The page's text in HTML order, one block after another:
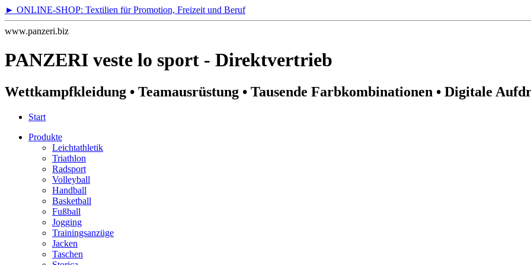
► ONLINE-SHOP: Textilien für Promotion, Freizeit und Beruf
www.panzeri.biz
PANZERI veste lo sport - Direktvertrieb
Wettkampfkleidung • Teamausrüstung • Tausende Farbkombinationen • Digitale
Start
Produkte
Leichtathletik
Triathlon
Radsport
Volleyball
Handball
Basketball
Fußball
Jogging
Trainingsanzüge
Jacken
Taschen